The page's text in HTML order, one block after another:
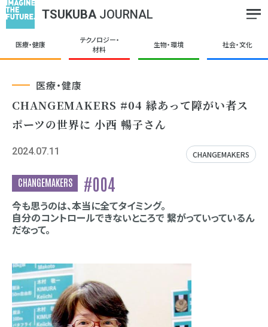
TSUKUBA JOURNAL
医療・健康
テクノロジー・
材料
生物・環境 社会・文化
医療・健康
CHANGEMAKERS #04 縁あって障がい者ス
ポーツの世界に 小西 暢子さん
2024.07.11 CHANGEMAKERS
#004
今も思うのは、本当に全てタイミング。
自分のコントロールできないところで 繋がっていっているん
だなって。